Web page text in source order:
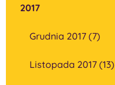
2017
Grudnia 2017 (7)
Listopada 2017 (13)